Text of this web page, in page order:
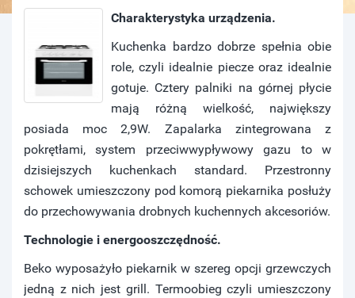
Charakterystyka urządzenia.
Kuchenka bardzo dobrze spełnia obie
role, czyli idealnie piecze oraz idealnie
gotuje. Cztery palniki na górnej płycie
mają różną wielkość, największy
posiada moc 2,9W. Zapalarka zintegrowana z
pokrętłami, system przeciwwypływowy gazu to w
dzisiejszych kuchenkach standard. Przestronny
schowek umieszczony pod komorą piekarnika posłuży
do przechowywania drobnych kuchennych akcesoriów.
Technologie i energooszczędność.
Beko wyposażyło piekarnik w szereg opcji grzewczych
jedną z nich jest grill. Termoobieg czyli umieszczony